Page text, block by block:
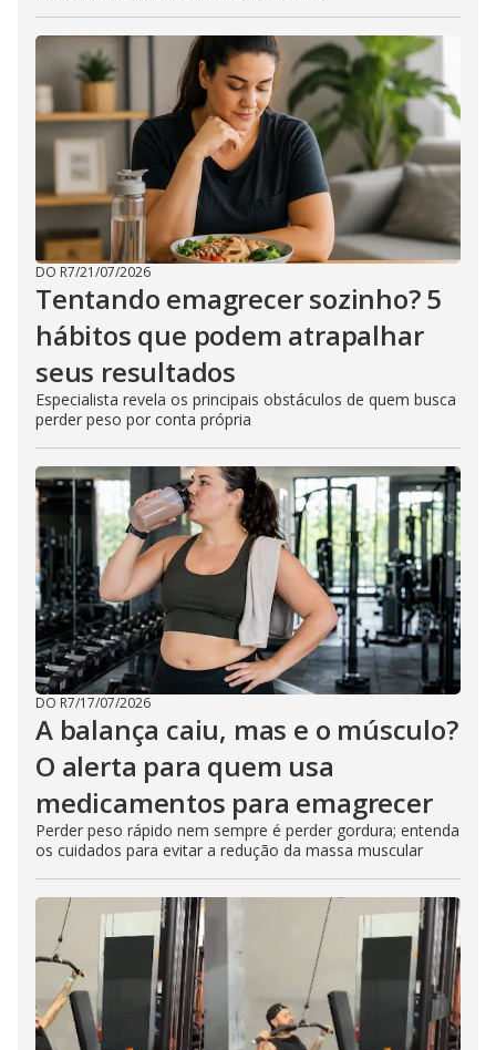
DO R7/21/07/2026
Tentando emagrecer sozinho? 5
hábitos que podem atrapalhar
seus resultados
Especialista revela os principais obstáculos de quem busca
perder peso por conta própria
DO R7/17/07/2026
A balança caiu, mas e o músculo?
O alerta para quem usa
medicamentos para emagrecer
Perder peso rápido nem sempre é perder gordura; entenda
os cuidados para evitar a redução da massa muscular